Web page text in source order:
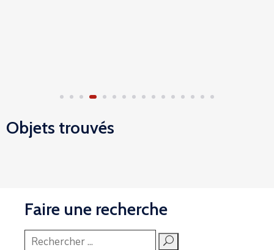
Objets trouvés
Faire une recherche